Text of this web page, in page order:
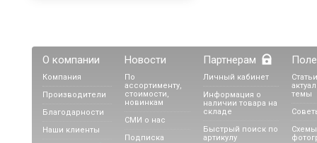
О компании
Компания
Производители
Благодарности
Наши клиенты
Новости
По
ассортименту,
стоимости,
новинкам
СМИ о нас
Подписка
Партнерам
Личный кабинет
Информация о
наличии товара на
складе
Быстрый поиск по
артикулу
темы